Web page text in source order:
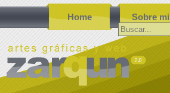
Home Sobre mi
Buscar: